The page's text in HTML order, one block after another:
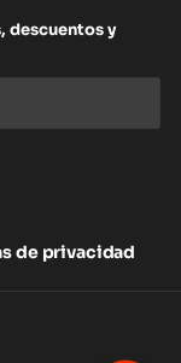
descuentos y
de privacidad